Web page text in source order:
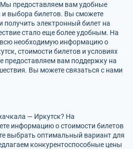
Мы предоставляем вам удобные
и выбора билетов. Вы сможете
получить электронный билет на
стало еще более удобным. На
необходимую информацию о
стоимости билетов и условиях
вам поддержку на
Вы можете связаться с нами
— Иркутск? На
информацию о стоимости билетов
выбрать оптимальный вариант для
конкурентоспособные цены